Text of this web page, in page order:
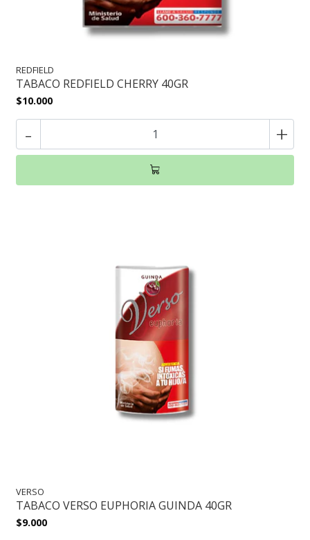
REDFIELD
TABACO REDFIELD CHERRY 40GR
$10.000
- +
VERSO
TABACO VERSO EUPHORIA GUINDA 40GR
$9.000